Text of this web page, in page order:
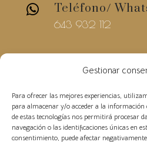
Gestionar
Para ofrecer las mejores experiencias,
para almacenar y/o acceder a la
de estas tecnologías nos permitirá procesar
navegación o las identificaciones únicas en
consentimiento, puede afectar
 Teléfono/
643 932 112